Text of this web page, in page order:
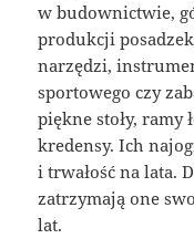
w budownictwie,
produkcji
narzędzi,
sportowego czy
piękne stoły, ramy
kredensy. Ich
i trwałość na lata.
zatrzymają one
lat.